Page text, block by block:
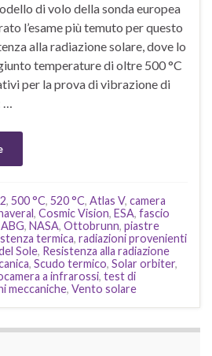
di volo della sonda europea
l’esame più temuto per questo
alla radiazione solare, dove lo
temperature di oltre 500 °C
per la prova di vibrazione di
…
, 500 °C, 520 °C, Atlas V, camera
, Cosmic Vision, ESA, fascio
, NASA, Ottobrunn, piastre
termica, radiazioni provenienti
Sole, Resistenza alla radiazione
, Scudo termico, Solar orbiter,
a infrarossi, test di
meccaniche, Vento solare